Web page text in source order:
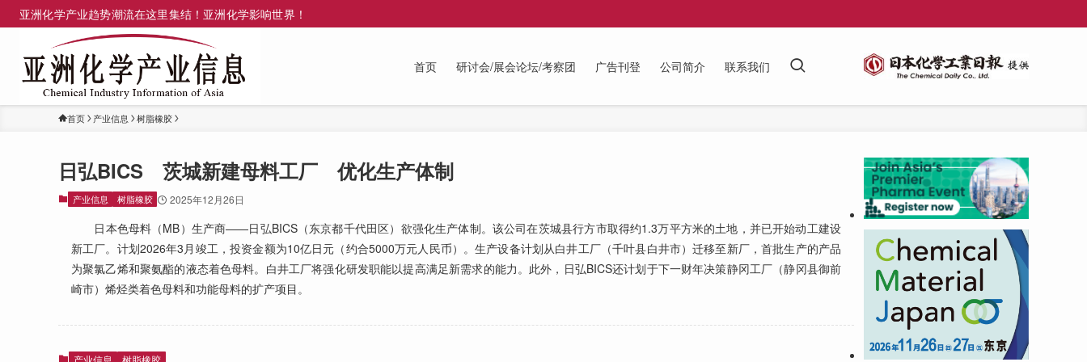
亚洲化学产业趋势潮流在这里集结！亚洲化学影响世界！
首页 研讨会/展会论坛/考察团 广告刊登 公司简介 联系我们
首页 产业信息 树脂橡胶
日弘BICS 茨城新建母料工厂 优化生产体制
产业信息 树脂橡胶 2025年12月26日
日本色母料（MB）生产商——日弘BICS（东京都千代田区）欲强化生产体制。该公司在茨城县行方市取得约1.3万平方米的土地，并已开始动工建设
新工厂。计划2026年3月竣工，投资金额为10亿日元（约合5000万元人民币）。生产设备计划从白井工厂（千叶县白井市）迁移至新厂，首批生产的产品
为聚氯乙烯和聚氨酯的液态着色母料。白井工厂将强化研发职能以提高满足新需求的能力。此外，日弘BICS还计划于下一财年决策静冈工厂（静冈县御前
崎市）烯烃类着色母料和功能母料的扩产项目。
产业信息 树脂橡胶